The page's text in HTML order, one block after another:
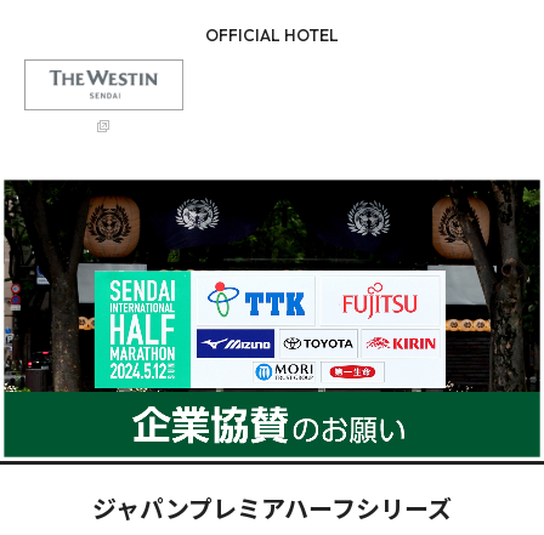
OFFICIAL HOTEL
ジャパンプレミアハーフシリーズ